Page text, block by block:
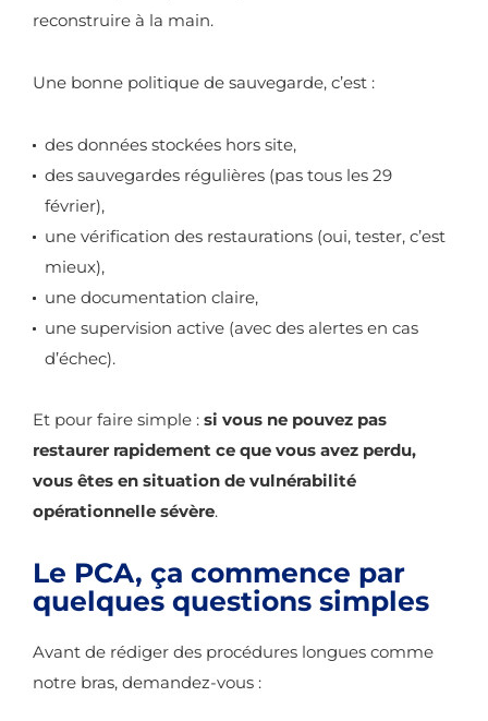
reconstruire à la main.
Une bonne politique de sauvegarde, c’est :
des données stockées hors site,
des sauvegardes régulières (pas tous les 29
février),
une vérification des restaurations (oui, tester, c’est
mieux),
une documentation claire,
une supervision active (avec des alertes en cas
d’échec).
Et pour faire simple : si vous ne pouvez pas
restaurer rapidement ce que vous avez perdu,
vous êtes en situation de vulnérabilité
opérationnelle sévère.
Le PCA, ça commence par
quelques questions simples
Avant de rédiger des procédures longues comme
notre bras, demandez-vous :